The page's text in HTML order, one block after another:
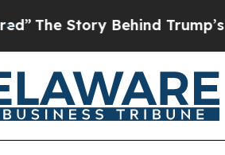
Story Behind Trump’s